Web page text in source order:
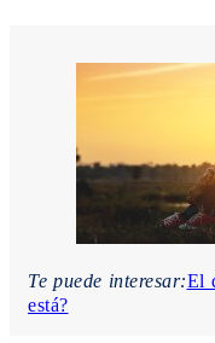
Te puede interesar:El
está?